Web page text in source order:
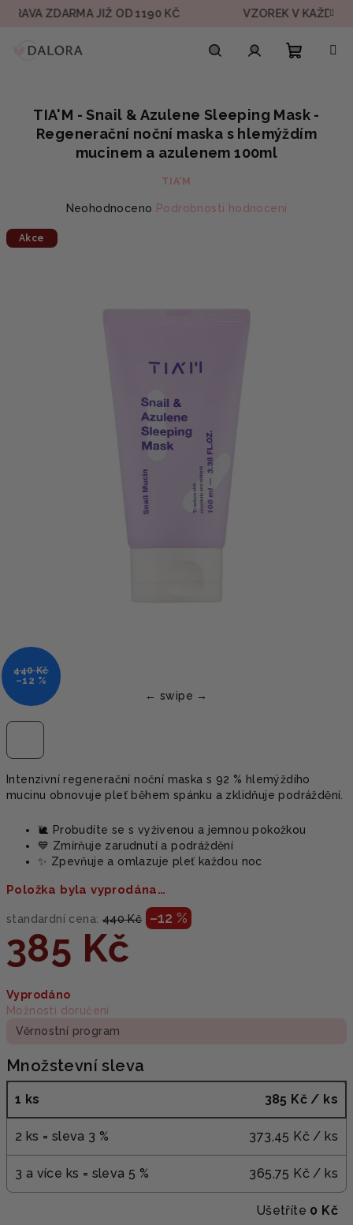
PřejítZDARMA JIŽ OD 1190 KČ VZOREK V KAŽDÉ
košík
Intenzivní regenerační noční maska s 92 % hlemýždího
mucinu obnovuje pleť během spánku a zklidňuje podráždění.
🐌 Probudíte se s vyživenou a jemnou pokožkou
💙 Zmírňuje zarudnutí a podráždění
✨ Zpevňuje a omlazuje pleť každou noc
Položka byla vyprodána…
standardní cena: 440 Kč –12 %
385 Kč
cena:
Vyprodáno
Možnosti doručení
Věrnostní program
Množstevní sleva
1 ks 385 Kč / ks
2 ks = sleva 3 % 373,45 Kč / ks
3 a více ks = sleva 5 % 365,75 Kč / ks
Ušetříte 0 Kč
TIA'M - Snail & Azulene Sleeping Mask -
Regenerační noční maska s hlemýždím
mucinem a azulenem 100ml
TIA'M
Průměrné
Neohodnoceno Podrobnosti hodnocení
Akce
440 Kč
–12 %